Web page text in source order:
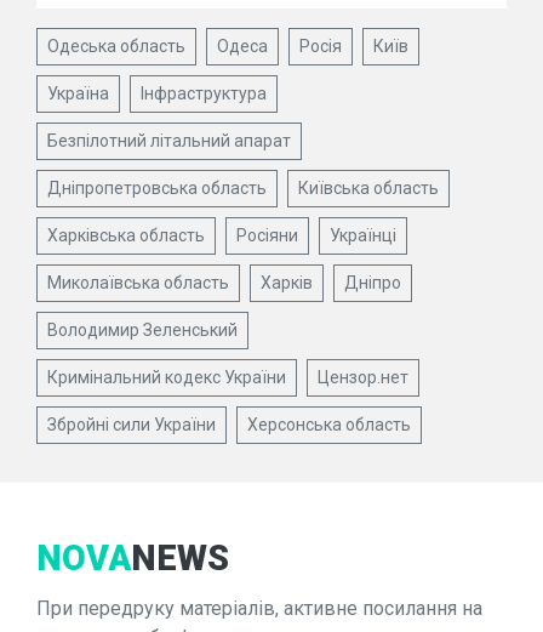
Одеська область Одеса Росія Київ
Україна Інфраструктура
Безпілотний літальний апарат
Дніпропетровська область Київська область
Харківська область Росіяни Українці
Миколаївська область Харків Дніпро
Володимир Зеленський
Кримінальний кодекс України Цензор.нет
Збройні сили України Херсонська область
NOVANEWS
При передруку матеріалів, активне посилання на